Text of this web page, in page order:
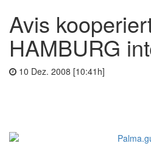
Avis
HAMBURG
10 Dez. 2008 [10:41h]